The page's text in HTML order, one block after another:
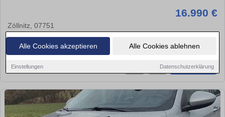
Alle Cookies akzeptieren Alle Cookies ablehnen
Einstellungen Datenschutzerklärung
16.990 €
Zöllnitz, 07751
13.874 km Benzin 73 kw (99 PS)
➜